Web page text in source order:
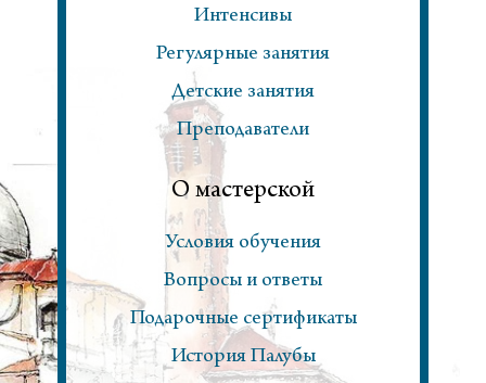
Интенсивы
Регулярные занятия
Детские занятия
Преподаватели
О мастерской
Условия обучения
Вопросы и ответы
Подарочные сертификаты
История Палубы